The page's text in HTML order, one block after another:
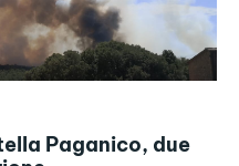
Paganico, due